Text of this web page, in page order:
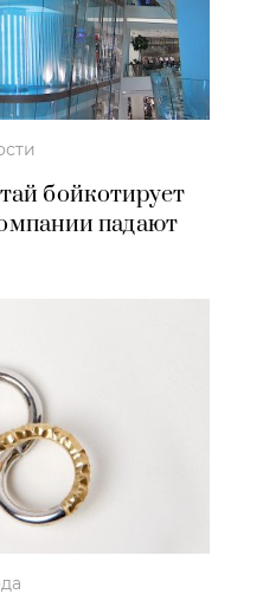
бойкотирует
падают